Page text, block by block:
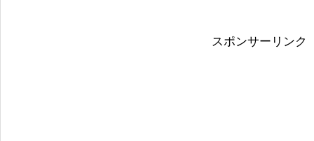
スポンサーリンク